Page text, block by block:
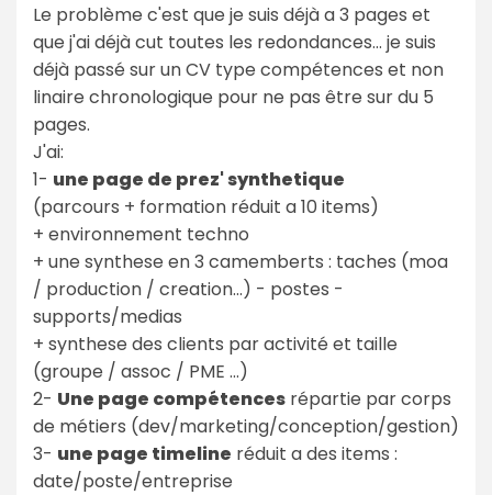
Le problème c'est que je suis déjà a 3 pages et
que j'ai déjà cut toutes les redondances... je suis
déjà passé sur un CV type compétences et non
linaire chronologique pour ne pas être sur du 5
pages.
J'ai:
1- une page de prez' synthetique
(parcours + formation réduit a 10 items)
+ environnement techno
+ une synthese en 3 camemberts : taches (moa
/ production / creation...) - postes -
supports/medias
+ synthese des clients par activité et taille
(groupe / assoc / PME ...)
2- Une page compétences répartie par corps
de métiers (dev/marketing/conception/gestion)
3- une page timeline réduit a des items :
date/poste/entreprise